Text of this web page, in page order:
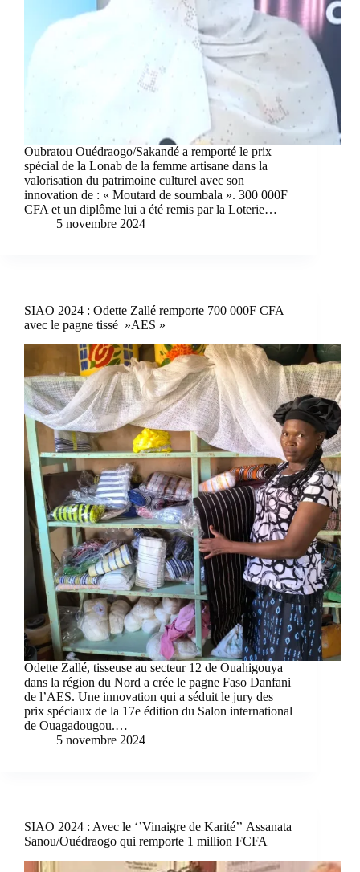
Oubratou Ouédraogo/Sakandé a remporté le prix
spécial de la Lonab de la femme artisane dans la
valorisation du patrimoine culturel avec son
innovation de : « Moutard de soumbala ». 300 000F
CFA et un diplôme lui a été remis par la Loterie…
5 novembre 2024
SIAO 2024 : Odette Zallé remporte 700 000F CFA
avec le pagne tissé »AES »
Odette Zallé, tisseuse au secteur 12 de Ouahigouya
dans la région du Nord a crée le pagne Faso Danfani
de l’AES. Une innovation qui a séduit le jury des
prix spéciaux de la 17e édition du Salon international
de Ouagadougou.…
5 novembre 2024
SIAO 2024 : Avec le ‘’Vinaigre de Karité’’ Assanata
Sanou/Ouédraogo qui remporte 1 million FCFA